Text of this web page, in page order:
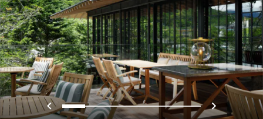
戻る0 1 2 3 4 5 次へ